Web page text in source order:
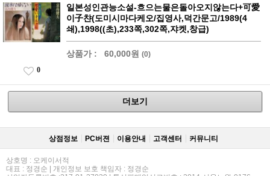
일본성인관능소설-흐으는물은돌아오지않는다+可愛
이子챤(도미시마다케오/집영사,덕간문고/1989(4
쇄),1998((초),233쪽,302쪽,쟈켓,창급)
상품가 : 60,000원 (0)
0
더보기
상점정보 PC버젼 이용안내 고객센터 커뮤니티
상호명 : 오케이서적
대표 : 정경순 | 개인정보 보호 책임자 : 정경순